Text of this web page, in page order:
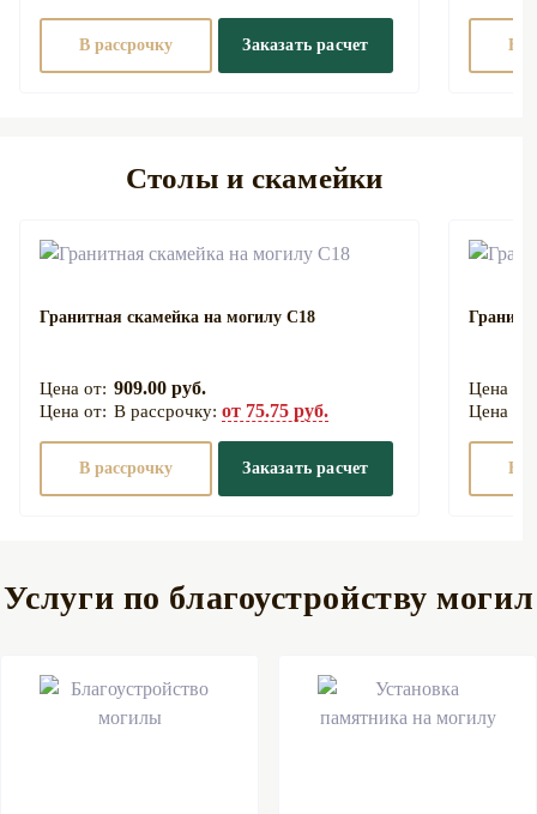
В рассрочку Заказать расчет В
Столы и скамейки
Гранитная скамейка на могилу С18
909.00 руб.
В рассрочку: от 75.75 руб.
В рассрочку Заказать расчет В
Услуги по благоустройству могил